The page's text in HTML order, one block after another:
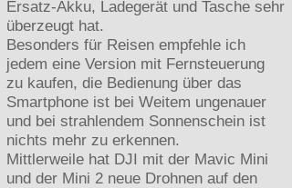
Ersatz-Akku, Ladegerät und Tasche sehr
überzeugt hat.
Besonders für Reisen empfehle ich
jedem eine Version mit Fernsteuerung
zu kaufen, die Bedienung über das
Smartphone ist bei Weitem ungenauer
und bei strahlendem Sonnenschein ist
nichts mehr zu erkennen.
Mittlerweile hat DJI mit der Mavic Mini
und der Mini 2 neue Drohnen auf den